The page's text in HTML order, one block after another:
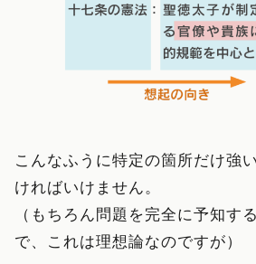
こんなふうに特定の箇所だけ強
ければいけません。
（もちろん問題を完全に予知す
で、これは理想論なのですが）